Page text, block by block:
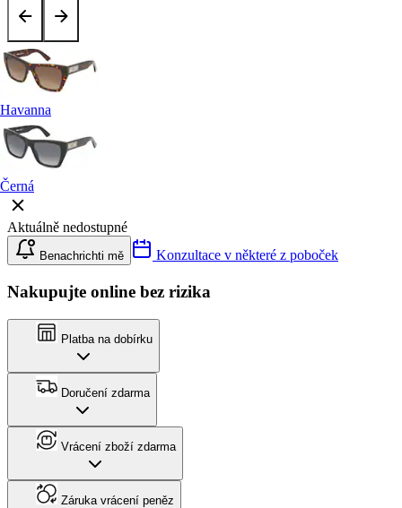
Havanna
Černá
Aktuálně nedostupné
Benachrichti mě Konzultace v některé z poboček
Nakupujte online bez rizika
Platba na dobírku
Doručení zdarma
Vrácení zboží zdarma
Záruka vrácení peněz